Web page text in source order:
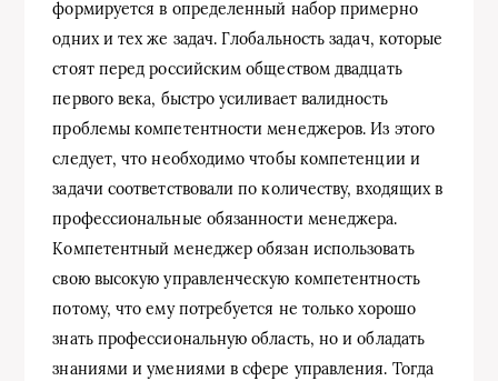
формируется в определенный набор примерно
одних и тех же задач. Глобальность задач, которые
стоят перед российским обществом двадцать
первого века, быстро усиливает валидность
проблемы компетентности менеджеров. Из этого
следует, что необходимо чтобы компетенции и
задачи соответствовали по количеству, входящих в
профессиональные обязанности менеджера.
Компетентный менеджер обязан использовать
свою высокую управленческую компетентность
потому, что ему потребуется не только хорошо
знать профессиональную область, но и обладать
знаниями и умениями в сфере управления. Тогда